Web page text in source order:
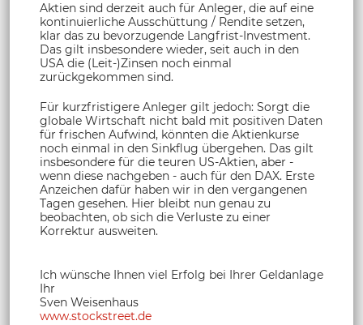
Aktien sind derzeit auch für Anleger, die auf eine
kontinuierliche Ausschüttung / Rendite setzen,
klar das zu bevorzugende Langfrist-Investment.
Das gilt insbesondere wieder, seit auch in den
USA die (Leit-)Zinsen noch einmal
zurückgekommen sind.
Für kurzfristigere Anleger gilt jedoch: Sorgt die
globale Wirtschaft nicht bald mit positiven Daten
für frischen Aufwind, könnten die Aktienkurse
noch einmal in den Sinkflug übergehen. Das gilt
insbesondere für die teuren US-Aktien, aber -
wenn diese nachgeben - auch für den DAX. Erste
Anzeichen dafür haben wir in den vergangenen
Tagen gesehen. Hier bleibt nun genau zu
beobachten, ob sich die Verluste zu einer
Korrektur ausweiten.
Ich wünsche Ihnen viel Erfolg bei Ihrer Geldanlage
Ihr
Sven Weisenhaus
www.stockstreet.de